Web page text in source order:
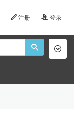
注册 登录